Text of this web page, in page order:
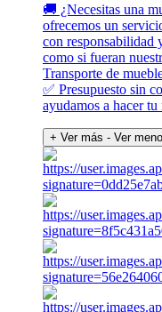
🚚 ¿Necesitas una
ofrecemos un
con responsabilidad
como si fueran
Transporte de
✅ Presupuesto sin
ayudamos a hacer
+ Ver más - Ver